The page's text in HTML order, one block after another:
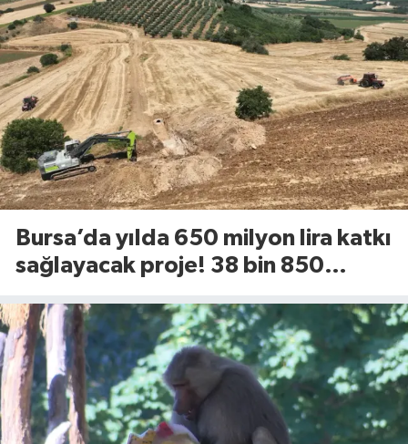
Bursa’da yılda 650 milyon lira katkı
sağlayacak proje! 38 bin 850